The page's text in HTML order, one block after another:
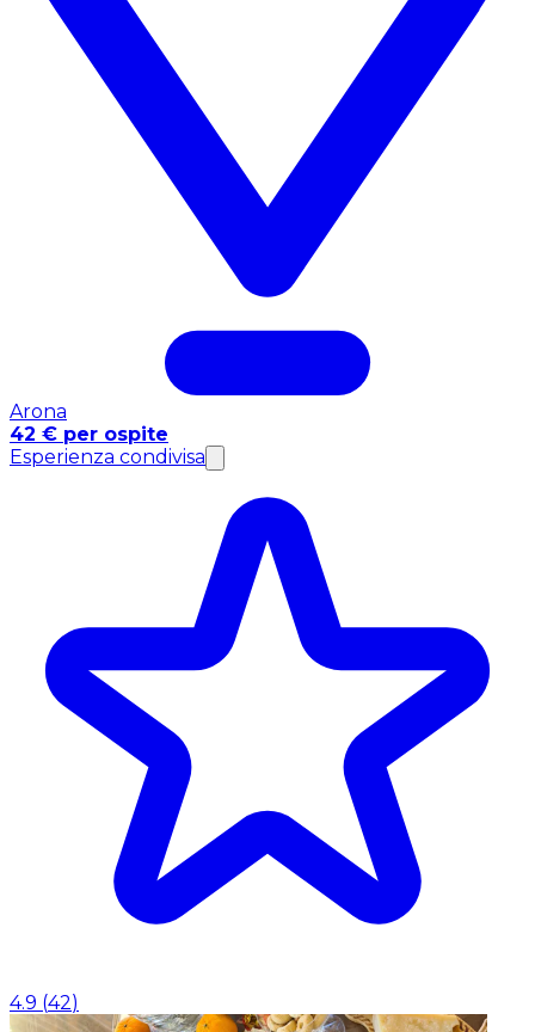
Arona
42 € per ospite
Esperienza condivisa
4.9 (42)